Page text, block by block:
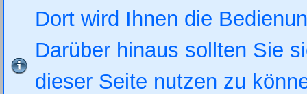
Dort wird Ihnen die
Darüber hinaus sollten Sie
dieser Seite nutzen zu